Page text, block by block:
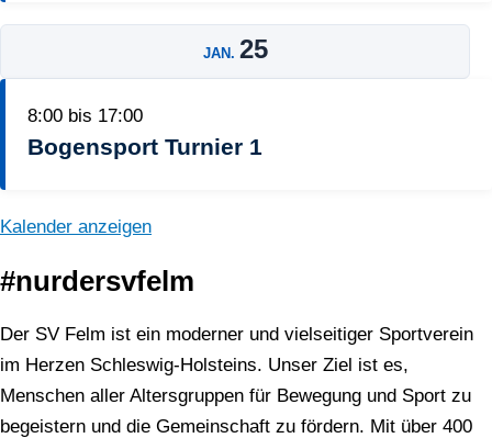
JAN. 25
8:00 bis 17:00
Bogensport Turnier 1
Kalender anzeigen
#nurdersvfelm
Der SV Felm ist ein moderner und vielseitiger Sportverein
im Herzen Schleswig-Holsteins. Unser Ziel ist es,
Menschen aller Altersgruppen für Bewegung und Sport zu
begeistern und die Gemeinschaft zu fördern. Mit über 400